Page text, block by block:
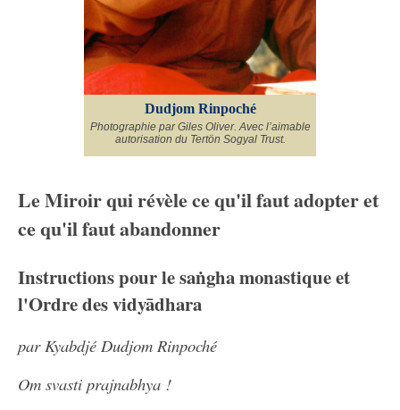
Dudjom Rinpoché
Photographie par Giles Oliver. Avec l’aimable
autorisation du Tertön Sogyal Trust.
Le Miroir qui révèle ce qu'il faut adopter et
ce qu'il faut abandonner
Instructions pour le saṅgha monastique et
l'Ordre des vidyādhara
par Kyabdjé Dudjom Rinpoché
Om svasti prajnabhya !